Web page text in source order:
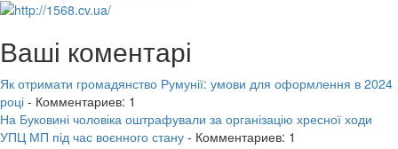
Ваші коментарі
Як отримати громадянство Румунії: умови для оформлення в 2024
році - Комментариев: 1
На Буковині чоловіка оштрафували за організацію хресної ходи
УПЦ МП під час воєнного стану - Комментариев: 1